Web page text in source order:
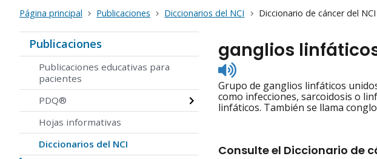
Página principal Publicaciones Diccionarios del NCI Diccionario de cáncer del NCI
Publicaciones
Publicaciones educativas para
pacientes
PDQ®
Hojas informativas
Diccionarios del NCI
ganglios
Listen
to
pronunciation
Grupo de ganglios linfáticos
como infecciones, sarcoidosis o
linfáticos. También se llama
Consulte el Diccionario de